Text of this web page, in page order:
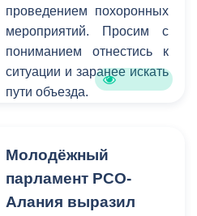
проведением похоронных
мероприятий. Просим с
пониманием отнестись к
ситуации и заранее искать
пути объезда.
Молодёжный
парламент РСО-
Алания выразил